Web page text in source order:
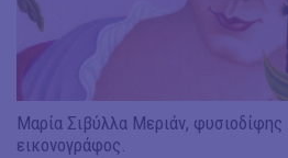
Μαρία Σιβύλλα Μεριάν, φυσιοδίφης
εικονογράφος.